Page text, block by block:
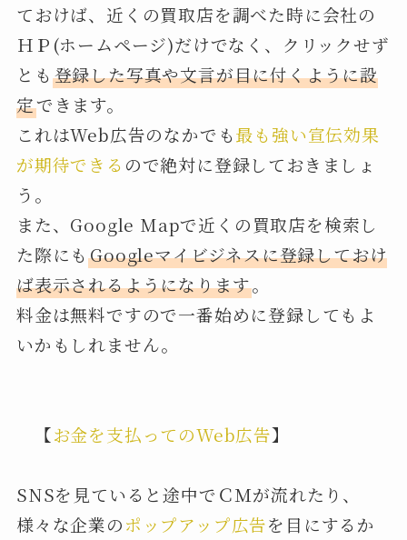
ておけば、近くの買取店を調べた時に会社の
ＨＰ(ホームページ)だけでなく、クリックせず
とも 登録した写真や文言が目に付くように設
定できます。
これはWeb広告のなかでも最も強い宣伝効果
が期待できる ので絶対に登録しておきましょ
う。
また、Google Mapで近くの買取店を検索し
た際にもGoogleマイビジネスに登録しておけ
ば表示されるようになります。
料金は無料ですので一番始めに登録してもよ
いかもしれません。
【お金を支払ってのWeb広告】
SNSを見ていると途中でＣＭが流れたり、
様々な企業のポップアップ広告を目にするか